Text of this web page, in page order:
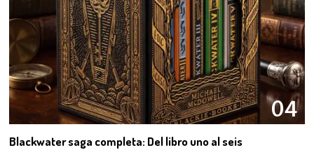
04
Blackwater saga completa: Del libro uno al seis